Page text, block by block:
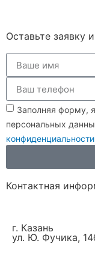
Оставьте заявку
Заполняя форму,
персональных
конфиденциальности
Контактная
г. Казань
ул. Ю. Фучика,